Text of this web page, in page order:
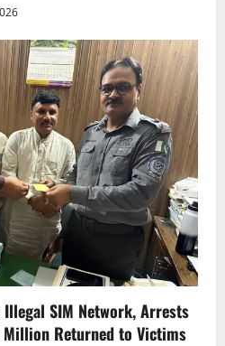
Illegal SIM Network, Arrests
Million Returned to Victims